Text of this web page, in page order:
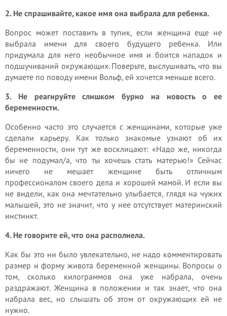
2. Не спрашивайте, какое имя она выбрала для ребенка.
Вопрос может поставить в тупик, если женщина еще не
выбрала имени для своего будущего ребенка. Или
придумала для него необычное имя и боится нападок и
подшучиваний окружающих. Поверьте, выслушивать, что вы
думаете по поводу имени Вольф, ей хочется меньше всего.
3. Не реагируйте слишком бурно на новость о ее
беременности.
Особенно часто это случается с женщинами, которые уже
сделали карьеру. Как только знакомые узнают об их
беременности, они тут же восклицают: «Надо же, никогда
бы не подумал/а, что ты хочешь стать матерью!» Сейчас
ничего не мешает женщине быть отличным
профессионалом своего дела и хорошей мамой. И если вы
не видели, как она мечтательно улыбается, глядя на чужих
малышей, это не значит, что у нее отсутствует материнский
инстинкт.
4. Не говорите ей, что она располнела.
Как бы это ни было увлекательно, не надо комментировать
размер и форму живота беременной женщины. Вопросы о
том, сколько килограммов она уже набрала, очень
раздражают. Женщина в положении и так знает, что она
набрала вес, но слышать об этом от окружающих ей не
нужно.